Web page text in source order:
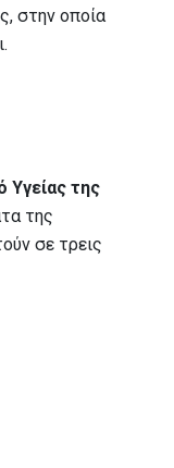
στην οποία
Υγείας της
της
σε τρεις